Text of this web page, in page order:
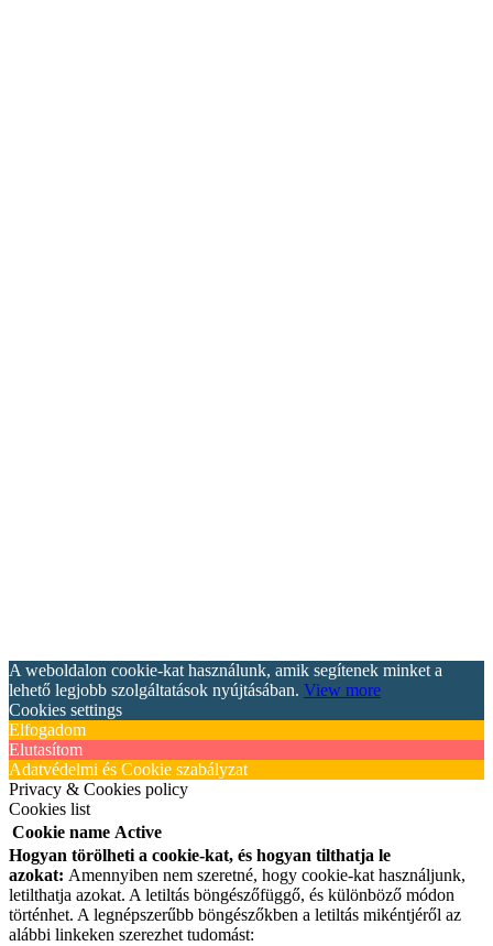
A weboldalon cookie-kat használunk, amik segítenek minket a
lehető legjobb szolgáltatások nyújtásában. View more
Cookies settings
Elfogadom
Elutasítom
Adatvédelmi és Cookie szabályzat
Privacy & Cookies policy
Cookies list
Cookie name Active
Hogyan törölheti a cookie-kat, és hogyan tilthatja le
azokat: Amennyiben nem szeretné, hogy cookie-kat használjunk,
letilthatja azokat. A letiltás böngészőfüggő, és különböző módon
történhet. A legnépszerűbb böngészőkben a letiltás mikéntjéről az
alábbi linkeken szerezhet tudomást: